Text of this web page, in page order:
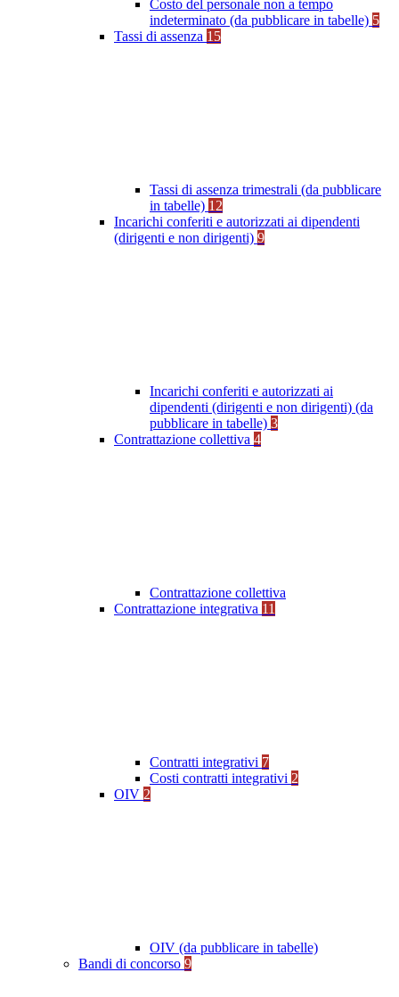
Costo del personale non a tempo
indeterminato (da pubblicare in tabelle) 5
Tassi di assenza 15
Tassi di assenza trimestrali (da pubblicare
in tabelle) 12
Incarichi conferiti e autorizzati ai dipendenti
(dirigenti e non dirigenti) 9
Incarichi conferiti e autorizzati ai
dipendenti (dirigenti e non dirigenti) (da
pubblicare in tabelle) 3
Contrattazione collettiva 4
Contrattazione collettiva
Contrattazione integrativa 11
Contratti integrativi 7
Costi contratti integrativi 2
OIV 2
OIV (da pubblicare in tabelle)
Bandi di concorso 9